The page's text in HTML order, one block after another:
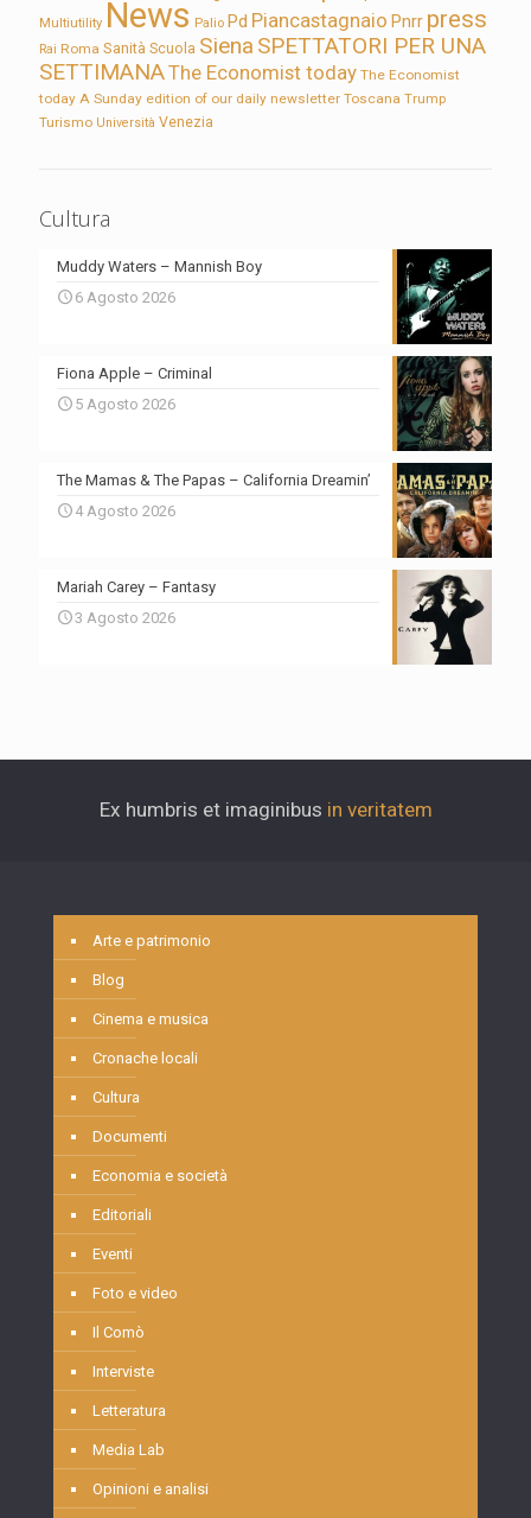
Multiutility News Palio Pd Piancastagnaio Pnrr press
Rai Roma Sanità Scuola Siena SPETTATORI PER UNA
SETTIMANAThe Economist today The Economist
today A Sunday edition of our daily newsletter Toscana Trump
Turismo Università Venezia
Cultura
Muddy Waters – Mannish Boy
6 Agosto 2026
Fiona Apple – Criminal
5 Agosto 2026
The Mamas & The Papas – California Dreamin’
4 Agosto 2026
Mariah Carey – Fantasy
3 Agosto 2026
Ex humbris et imaginibus in veritatem
Arte e patrimonio
Blog
Cinema e musica
Cronache locali
Cultura
Documenti
Economia e società
Editoriali
Eventi
Foto e video
Il Comò
Interviste
Letteratura
Media Lab
Opinioni e analisi